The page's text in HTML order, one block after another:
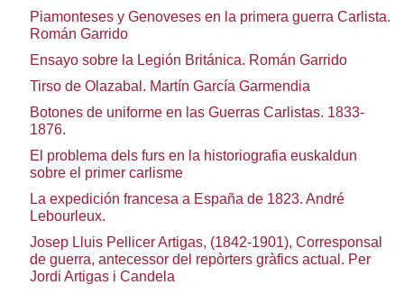
Piamonteses y Genoveses en la primera guerra Carlista.
Román Garrido
Ensayo sobre la Legión Británica. Román Garrido
Tirso de Olazabal. Martín García Garmendia
Botones de uniforme en las Guerras Carlistas. 1833-
1876.
El problema dels furs en la historiografia euskaldun
sobre el primer carlisme
La expedición francesa a España de 1823. André
Lebourleux.
Josep Lluis Pellicer Artigas, (1842-1901), Corresponsal
de guerra, antecessor del repòrters gràfics actual. Per
Jordi Artigas i Candela